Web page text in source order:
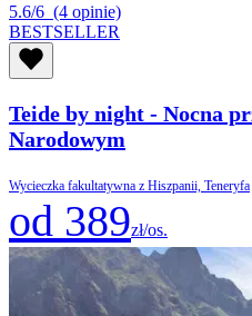
5.6/6 (4 opinie)
BESTSELLER
Teide by night - Nocna
Narodowym
Wycieczka fakultatywna z Hiszpanii, Teneryfa
od 389zł/os.